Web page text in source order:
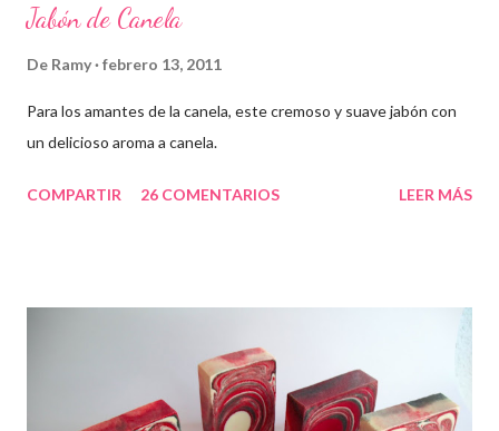
Jabón de Canela
De Ramy febrero 13, 2011
Para los amantes de la canela, este cremoso y suave jabón con
un delicioso aroma a canela.
COMPARTIR 26 COMENTARIOS LEER MÁS